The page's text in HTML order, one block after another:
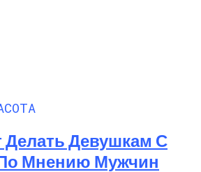
Делать Девушкам С
Мнению Мужчин